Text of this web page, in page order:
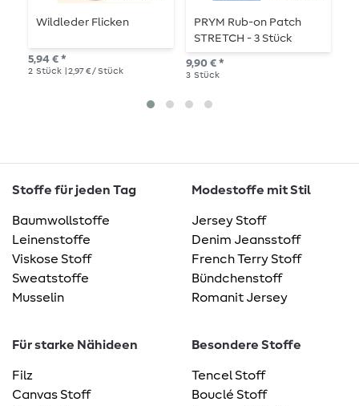
Wildleder Flicken
5,94 € *
2 Stück | 2,97 € / Stück
PRYM Rub-on Patch
STRETCH - 3 Stück
9,90 € *
3 Stück
Stoffe für jeden Tag
Baumwollstoffe
Leinenstoffe
Viskose Stoff
Sweatstoffe
Musselin
Modestoffe mit Stil
Jersey Stoff
Denim Jeansstoff
French Terry Stoff
Bündchenstoff
Romanit Jersey
Für starke Nähideen
Filz
Canvas Stoff
Besondere Stoffe
Tencel Stoff
Bouclé Stoff